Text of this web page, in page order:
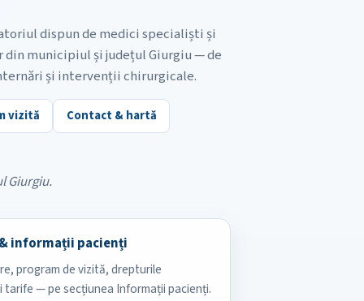
dispun de medici specialiști și
municipiul și județul Giurgiu — de
și intervenții chirurgicale.
vizită Contact & hartă
Giurgiu.
informații pacienți
program de vizită, drepturile
tarife — pe secțiunea Informații pacienți.